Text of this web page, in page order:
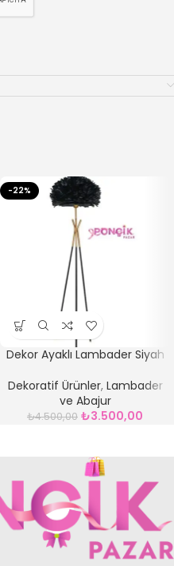
-22%
Dekor Ayaklı Lambader Siyah
Dekoratif Ürünler, Lambader
ve Abajur
₺4.500,00 ₺3.500,00